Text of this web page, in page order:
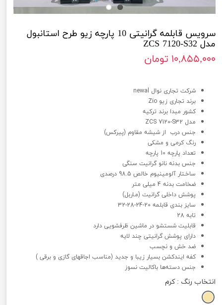
سرویس قابلمه گرانیتی 10 پارچه زیو طرح استانبول
مدل ZCS 7120-S32
۱۰,۸۵۵,۰۰۰ تومان
شرکت تجاری نوال newal
برند تجاری زیو Zio
کشور مبدا برند ترکیه
مدل ZCS 7120-S32
جنس درب از شیشه مقاوم (پیرکس)
رنگ کرمی و مشکی
تعداد پارچه 10 پارچه
جنس بدنه نانو گرانیت سنگی
ساخـتار آلومینیوم خالص 98.5 درصدی
ضخامت بدنه 4 میلی متر
پوشش داخلی گرانیت (مـاربل)
سایز بندی قابلمه 20-24-28-32
تابه 28
قابلیت شستشو در ماشین ظرفشویی دارد
دارای پوشش گرانیتی چند لایه
ضد خش و نچسب
کفه ایندکشن بسیار زیبا و جدید (مناسب اجاقهای گازی و برقی )
جنس دسته‌ها باکالیت نسوز
انتخاب رنگ : کرم